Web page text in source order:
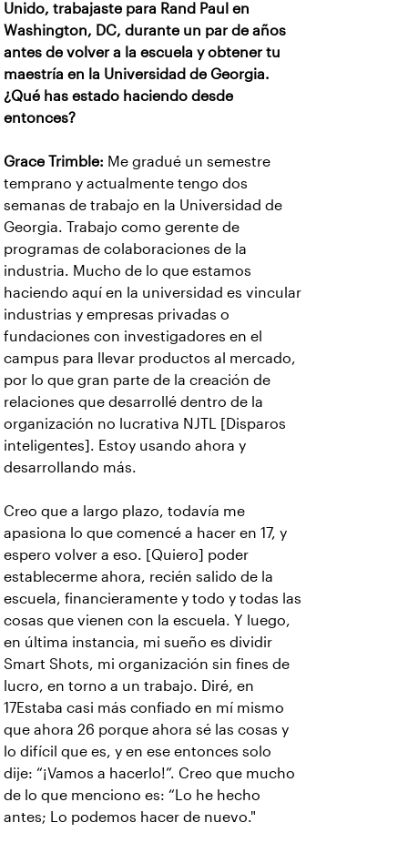
Unido, trabajaste para Rand Paul en
Washington, DC, durante un par de años
antes de volver a la escuela y obtener tu
maestría en la Universidad de Georgia.
¿Qué has estado haciendo desde
entonces?
Grace Trimble: Me gradué un semestre
temprano y actualmente tengo dos
semanas de trabajo en la Universidad de
Georgia. Trabajo como gerente de
programas de colaboraciones de la
industria. Mucho de lo que estamos
haciendo aquí en la universidad es vincular
industrias y empresas privadas o
fundaciones con investigadores en el
campus para llevar productos al mercado,
por lo que gran parte de la creación de
relaciones que desarrollé dentro de la
organización no lucrativa NJTL [Disparos
inteligentes]. Estoy usando ahora y
desarrollando más.
Creo que a largo plazo, todavía me
apasiona lo que comencé a hacer en 17, y
espero volver a eso. [Quiero] poder
establecerme ahora, recién salido de la
escuela, financieramente y todo y todas las
cosas que vienen con la escuela. Y luego,
en última instancia, mi sueño es dividir
Smart Shots, mi organización sin fines de
lucro, en torno a un trabajo. Diré, en
17Estaba casi más confiado en mí mismo
que ahora 26 porque ahora sé las cosas y
lo difícil que es, y en ese entonces solo
dije: “¡Vamos a hacerlo!”. Creo que mucho
de lo que menciono es: “Lo he hecho
antes; Lo podemos hacer de nuevo."